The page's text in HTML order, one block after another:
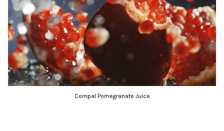
Compal Pomegranate Juice